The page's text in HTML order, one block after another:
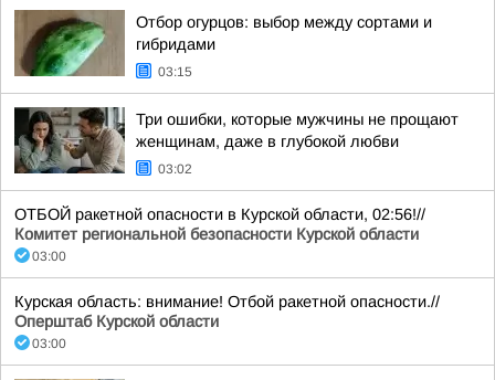
Отбор огурцов: выбор между сортами и
гибридами
03:15
Три ошибки, которые мужчины не прощают
женщинам, даже в глубокой любви
03:02
ОТБОЙ ракетной опасности в Курской области, 02:56!//
Комитет региональной безопасности Курской области
03:00
Курская область: внимание! Отбой ракетной опасности.//
Оперштаб Курской области
03:00